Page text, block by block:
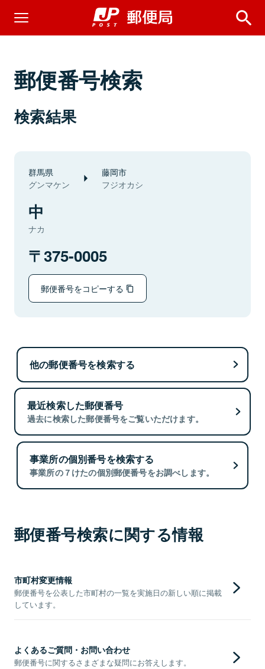
郵便番号検索
検索結果
群馬県
グンマケン
藤岡市
フジオカシ
中
ナカ
375-0005
郵便番号をコピーする
他の郵便番号を検索する
最近検索した郵便番号
過去に検索した郵便番号をご覧いただけます。
事業所の個別番号を検索する
事業所の７けたの個別郵便番号をお調べします。
郵便番号検索に関する情報
市町村変更情報
郵便番号を公表した市町村の一覧を実施日の新しい順に掲載
しています。
よくあるご質問・お問い合わせ
郵便番号に関するさまざまな疑問にお答えします。